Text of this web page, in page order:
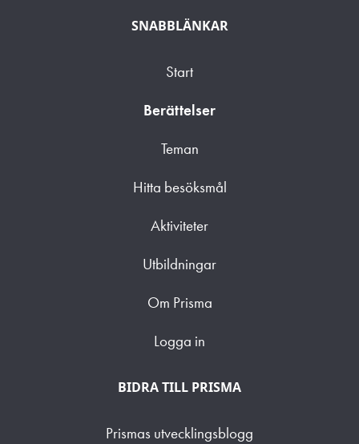
SNABBLÄNKAR
Start
Berättelser
Teman
Hitta besöksmål
Aktiviteter
Utbildningar
Om Prisma
Logga in
BIDRA TILL PRISMA
Prismas utvecklingsblogg